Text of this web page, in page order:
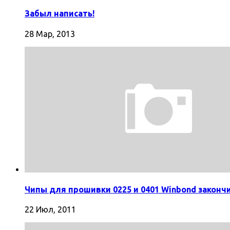
Забыл написать!
28 Мар, 2013
Чипы для прошивки 0225 и 0401 Winbond
22 Июл, 2011